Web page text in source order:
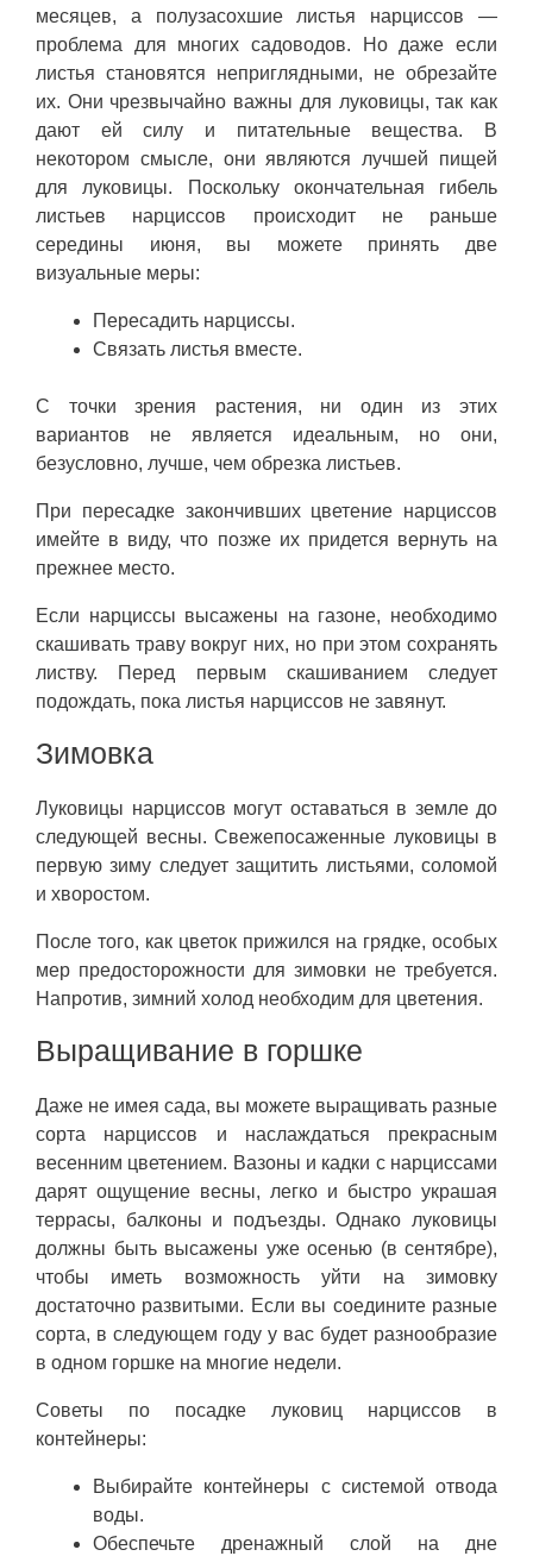
месяцев, а полузасохшие листья нарциссов —
проблема для многих садоводов. Но даже если
листья становятся неприглядными, не обрезайте
их. Они чрезвычайно важны для луковицы, так как
дают ей силу и питательные вещества. В
некотором смысле, они являются лучшей пищей
для луковицы. Поскольку окончательная гибель
листьев нарциссов происходит не раньше
середины июня, вы можете принять две
визуальные меры:
Пересадить нарциссы.
Связать листья вместе.
С точки зрения растения, ни один из этих
вариантов не является идеальным, но они,
безусловно, лучше, чем обрезка листьев.
При пересадке закончивших цветение нарциссов
имейте в виду, что позже их придется вернуть на
прежнее место.
Если нарциссы высажены на газоне, необходимо
скашивать траву вокруг них, но при этом сохранять
листву. Перед первым скашиванием следует
подождать, пока листья нарциссов не завянут.
Зимовка
Луковицы нарциссов могут оставаться в земле до
следующей весны. Свежепосаженные луковицы в
первую зиму следует защитить листьями, соломой
и хворостом.
После того, как цветок прижился на грядке, особых
мер предосторожности для зимовки не требуется.
Напротив, зимний холод необходим для цветения.
Выращивание в горшке
Даже не имея сада, вы можете выращивать разные
сорта нарциссов и наслаждаться прекрасным
весенним цветением. Вазоны и кадки с нарциссами
дарят ощущение весны, легко и быстро украшая
террасы, балконы и подъезды. Однако луковицы
должны быть высажены уже осенью (в сентябре),
чтобы иметь возможность уйти на зимовку
достаточно развитыми. Если вы соедините разные
сорта, в следующем году у вас будет разнообразие
в одном горшке на многие недели.
Советы по посадке луковиц нарциссов в
контейнеры:
Выбирайте контейнеры с системой отвода
воды.
Обеспечьте дренажный слой на дне